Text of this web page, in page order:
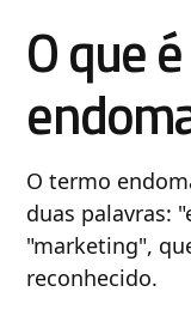
O que é
O termo
duas palavras:
"marketing",
reconhecido.